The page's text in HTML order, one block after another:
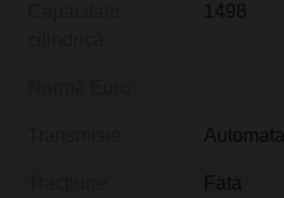
1498
Automata
Fata